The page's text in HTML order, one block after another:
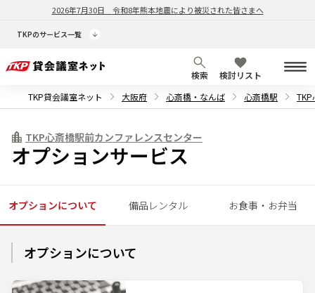
2026年7月30日 令和8年熊本地震により被災された皆さまへ
TKPのサービス一覧
検索
検討リスト
TKP貸会議室ネット
大阪府 心斎橋・なんば 心斎橋駅
TKP心斎橋駅前カンファレンスセンター
オプションサービス
オプションについて 備品レンタル お食事・お弁当
オプションについて